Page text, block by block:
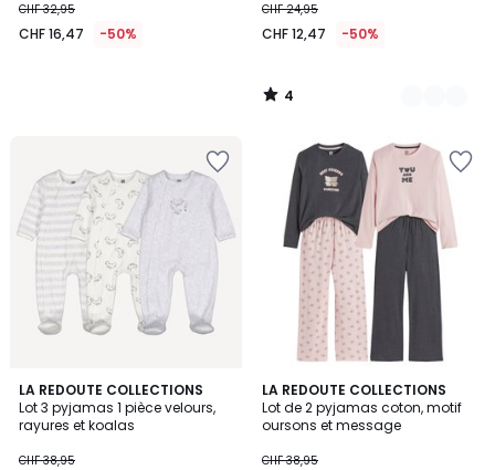
CHF 32,95
CHF 16,47 -50%
CHF 24,95
CHF 12,47 -50%
4
/
LA REDOUTE COLLECTIONS
Lot 3 pyjamas 1 pièce velours,
rayures et koalas
CHF 38,95
4,3
/ 5
LA REDOUTE COLLECTIONS
Lot de 2 pyjamas coton, motif
oursons et message
CHF 38,95
4,5
/ 5